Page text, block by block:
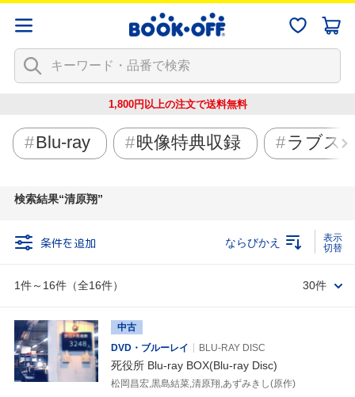
1,800円以上の注文で送料無料
Blu-ray 映像特典収録 ラブス
検索結果 清原翔
条件を追加
1件～16件（全16件）
ならびかえ
30件
中古
DVD・ブルーレイ
BLU-RAY DISC
死役所 Blu-ray BOX(Blu-ray Disc)
松岡昌宏,黒島結菜,清原翔,あずみきし(原作)